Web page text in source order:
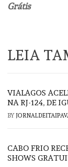
Grátis
LEIA
VIALAGOS
NA RJ-124, DE
BY
CABO FRIO
SHOWS